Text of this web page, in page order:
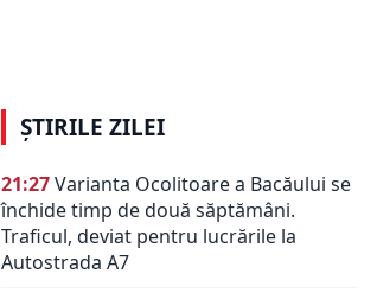
ȘTIRILE ZILEI
21:27Varianta Ocolitoare a Bacăului se
închide timp de două săptămâni.
Traficul, deviat pentru lucrările la
Autostrada A7